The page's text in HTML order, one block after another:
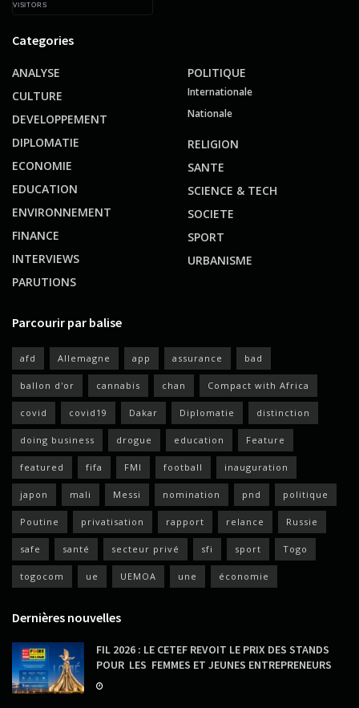
VISITORS
Categories
ANALYSE
CULTURE
DEVELOPPEMENT
DIPLOMATIE
ECONOMIE
EDUCATION
ENVIRONNEMENT
FINANCE
INTERVIEWS
PARUTIONS
POLITIQUE
Internationale
Nationale
RELIGION
SANTE
SCIENCE & TECH
SOCIETE
SPORT
URBANISME
Parcourir par balise
afd Allemagne app assurance bad
ballon d'or cannabis chan Compact with Africa
covid covid19 Dakar Diplomatie distinction
doing business drogue education Feature
featured fifa FMI football inauguration
japon mali Messi nomination pnd politique
Poutine privatisation rapport relance Russie
safe santé secteur privé sfi sport Togo
togocom ue UEMOA une économie
Dernières nouvelles
FIL 2026 : LE CETEF REVOIT LE PRIX DES STANDS
POUR LES FEMMES ET JEUNES ENTREPRENEURS